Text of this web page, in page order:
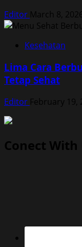
Editor March 8,
Kesehatan
Lima Cara
Tetap Sehat
Editor February 19,
Conect With